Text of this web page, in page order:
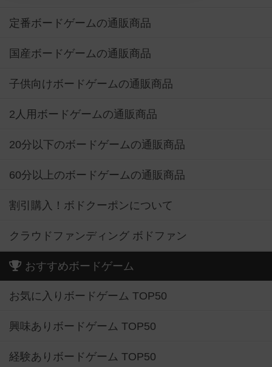
定番ボードゲームの通販商品
国産ボードゲームの通販商品
子供向けボードゲームの通販商品
2人用ボードゲームの通販商品
20分以下のボードゲームの通販商品
60分以上のボードゲームの通販商品
割引購入！ボドクーポンについて
クラウドファンディング ボドファン
おすすめボードゲーム
お気に入りボードゲーム TOP50
興味ありボードゲーム TOP50
経験ありボードゲーム TOP50